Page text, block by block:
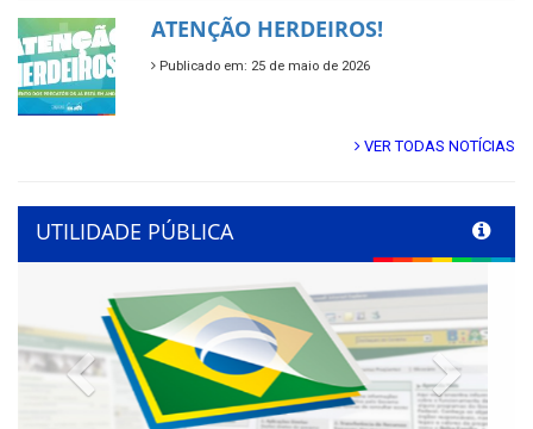
ATENÇÃO HERDEIROS!
Publicado em: 25 de maio de 2026
VER TODAS NOTÍCIAS
UTILIDADE PÚBLICA
Previous